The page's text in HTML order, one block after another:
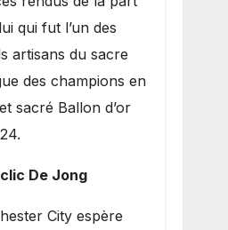
qui fut l’un des
artisans du sacre
des champions en
sacré Ballon d’or
De Jong
City espère